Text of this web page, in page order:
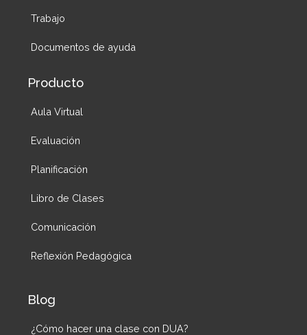
Trabajo
Documentos de ayuda
Producto
Aula Virtual
Evaluación
Planificación
Libro de Clases
Comunicación
Reflexión Pedagógica
Blog
¿Cómo hacer una clase con DUA?